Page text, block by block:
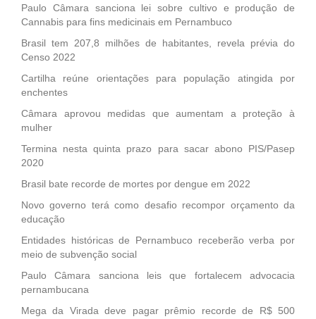
Paulo Câmara sanciona lei sobre cultivo e produção de
Cannabis para fins medicinais em Pernambuco
Brasil tem 207,8 milhões de habitantes, revela prévia do
Censo 2022
Cartilha reúne orientações para população atingida por
enchentes
Câmara aprovou medidas que aumentam a proteção à
mulher
Termina nesta quinta prazo para sacar abono PIS/Pasep
2020
Brasil bate recorde de mortes por dengue em 2022
Novo governo terá como desafio recompor orçamento da
educação
Entidades históricas de Pernambuco receberão verba por
meio de subvenção social
Paulo Câmara sanciona leis que fortalecem advocacia
pernambucana
Mega da Virada deve pagar prêmio recorde de R$ 500